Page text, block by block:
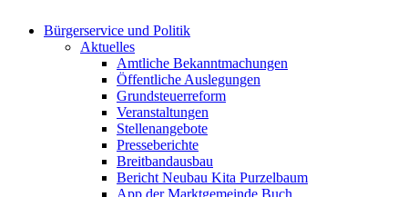
Bürgerservice und Politik
Aktuelles
Amtliche Bekanntmachungen
Öffentliche Auslegungen
Grundsteuerreform
Veranstaltungen
Stellenangebote
Presseberichte
Breitbandausbau
Bericht Neubau Kita Purzelbaum
App der Marktgemeinde Buch